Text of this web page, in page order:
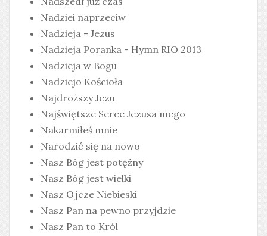
Nadziei naprzeciw
Nadzieja - Jezus
Nadzieja Poranka - Hymn RIO 2013
Nadzieja w Bogu
Nadziejo Kościoła
Najdroższy Jezu
Najświętsze Serce Jezusa mego
Nakarmiłeś mnie
Narodzić się na nowo
Nasz Bóg jest potężny
Nasz Bóg jest wielki
Nasz Ojcze Niebieski
Nasz Pan na pewno przyjdzie
Nasz Pan to Król